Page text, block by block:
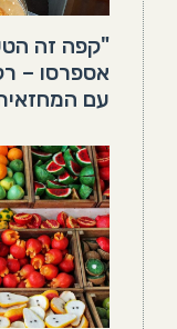
"קפה זה
אספרסו –
עם